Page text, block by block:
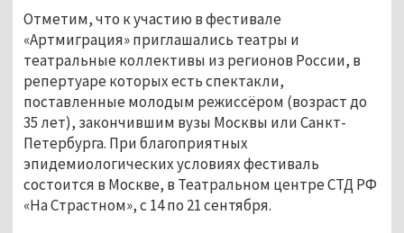
Отметим, что к участию в фестивале
«Артмиграция» приглашались театры и
театральные коллективы из регионов России, в
репертуаре которых есть спектакли,
поставленные молодым режиссёром (возраст до
35 лет), закончившим вузы Москвы или Санкт-
Петербурга. При благоприятных
эпидемиологических условиях фестиваль
состоится в Москве, в Театральном центре СТД РФ
«На Страстном», с 14 по 21 сентября.